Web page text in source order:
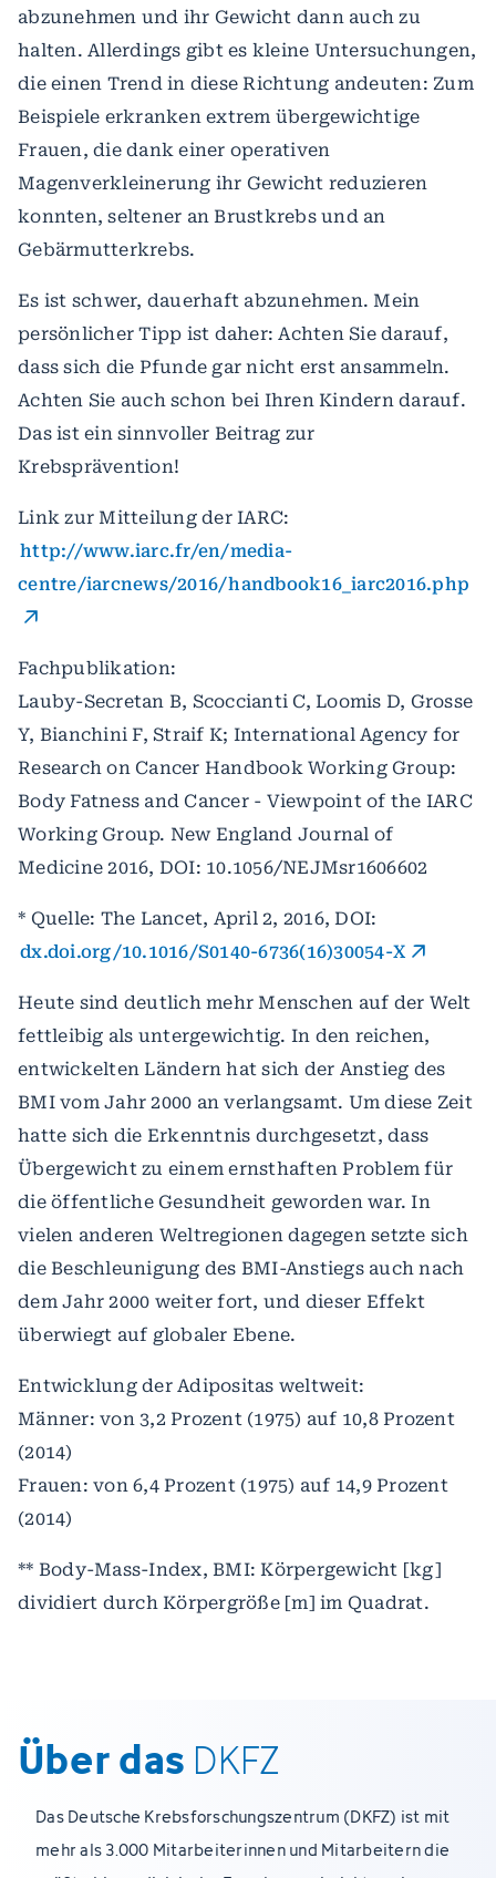
abzunehmen und ihr Gewicht dann auch zu
halten. Allerdings gibt es kleine Untersuchungen,
die einen Trend in diese Richtung andeuten: Zum
Beispiele erkranken extrem übergewichtige
Frauen, die dank einer operativen
Magenverkleinerung ihr Gewicht reduzieren
konnten, seltener an Brustkrebs und an
Gebärmutterkrebs.
Es ist schwer, dauerhaft abzunehmen. Mein
persönlicher Tipp ist daher: Achten Sie darauf,
dass sich die Pfunde gar nicht erst ansammeln.
Achten Sie auch schon bei Ihren Kindern darauf.
Das ist ein sinnvoller Beitrag zur
Krebsprävention!
Link zur Mitteilung der IARC:
http://www.iarc.fr/en/media-
centre/iarcnews/2016/handbook16_iarc2016.php
Fachpublikation:
Lauby-Secretan B, Scoccianti C, Loomis D, Grosse
Y, Bianchini F, Straif K; International Agency for
Research on Cancer Handbook Working Group:
Body Fatness and Cancer - Viewpoint of the IARC
Working Group. New England Journal of
Medicine 2016, DOI: 10.1056/NEJMsr1606602
* Quelle: The Lancet, April 2, 2016, DOI:
dx.doi.org/10.1016/S0140-6736(16)30054-X
Heute sind deutlich mehr Menschen auf der Welt
fettleibig als untergewichtig. In den reichen,
entwickelten Ländern hat sich der Anstieg des
BMI vom Jahr 2000 an verlangsamt. Um diese Zeit
hatte sich die Erkenntnis durchgesetzt, dass
Übergewicht zu einem ernsthaften Problem für
die öffentliche Gesundheit geworden war. In
vielen anderen Weltregionen dagegen setzte sich
die Beschleunigung des BMI-Anstiegs auch nach
dem Jahr 2000 weiter fort, und dieser Effekt
überwiegt auf globaler Ebene.
Entwicklung der Adipositas weltweit:
Männer: von 3,2 Prozent (1975) auf 10,8 Prozent
(2014)
Frauen: von 6,4 Prozent (1975) auf 14,9 Prozent
(2014)
** Body-Mass-Index, BMI: Körpergewicht [kg]
dividiert durch Körpergröße [m] im Quadrat.
Über das DKFZ
Das Deutsche Krebsforschungszentrum (DKFZ) ist mit
mehr als 3.000 Mitarbeiterinnen und Mitarbeitern die